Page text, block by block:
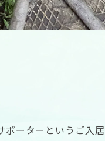
ポーターというご入